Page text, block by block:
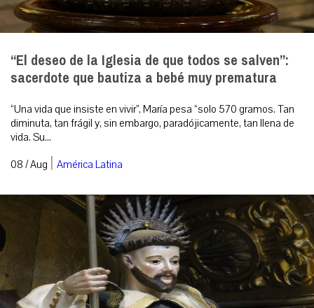
“El deseo de la Iglesia de que todos se salven”:
sacerdote que bautiza a bebé muy prematura
“Una vida que insiste en vivir”, María pesa “solo 570 gramos. Tan
diminuta, tan frágil y, sin embargo, paradójicamente, tan llena de
vida. Su...
08 / Aug | América Latina